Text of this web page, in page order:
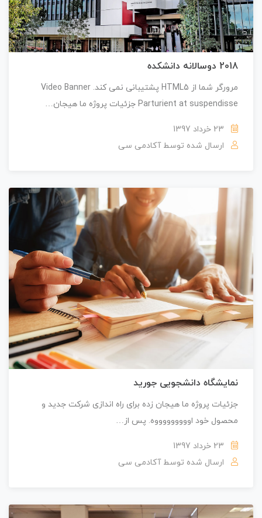
2018 دوسالانه دانشکده
مرورگر شما از HTML5 پشتیبانی نمی کند. Video Banner
Parturient at suspendisse جزئیات پروژه ما هیجان…
23 خرداد 1397
ارسال شده توسط آکادمی سی
نمایشگاه دانشجویی جورید
جزئیات پروژه ما هیجان زده برای راه اندازی شرکت جدید و
محصول خود اوووووووووه. پس از…
23 خرداد 1397
ارسال شده توسط آکادمی سی